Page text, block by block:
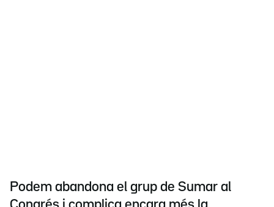
Podem abandona el grup de Sumar al